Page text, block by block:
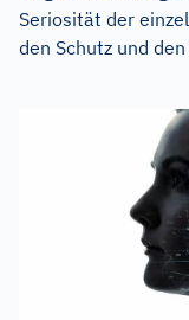
Seriosität der
den Schutz und